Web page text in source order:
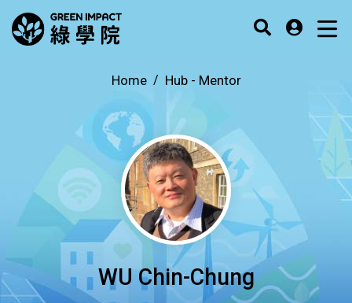
Home Hub - Mentor
WU Chin-Chung